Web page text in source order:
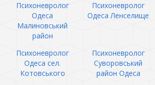
Психоневролог
Одеса
Малиновський
район
Психоневролог
Одеса Ленселище
Психоневролог
Одеса сел.
Котовського
Психоневролог
Суворовський
район Одеса